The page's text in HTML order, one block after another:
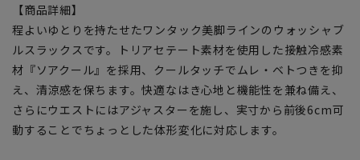
【商品詳細】
程よいゆとりを持たせたワンタック美脚ラインのウォッシャブ
ルスラックスです。トリアセテート素材を使用した接触冷感素
材『ソアクール』を採用、クールタッチでムレ・ベトつきを抑
え、清涼感を保ちます。快適なはき心地と機能性を兼ね備え、
さらにウエストにはアジャスターを施し、実寸から前後6cm可
動することでちょっとした体形変化に対応します。